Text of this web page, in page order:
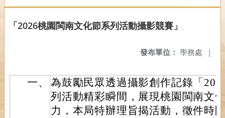
「2026桃園閩南文化節系列活動攝影競賽」
發布單位： 學務處 |
一、
為鼓勵民眾透過攝影創作記錄「
列活動精彩瞬間，展現桃園閩南文
力，本局特辦理旨揭活動，徵件時